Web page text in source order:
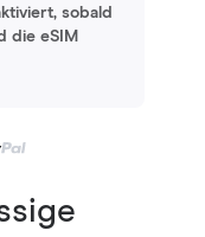
sobald
die eSIM